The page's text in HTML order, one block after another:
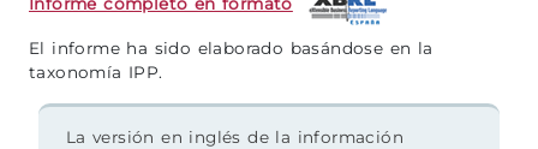
El informe ha sido elaborado basándose en la
taxonomía IPP.
La versión en inglés de la información